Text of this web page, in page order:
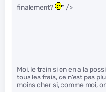
finalement?
" />
Moi, le train si on en a la
tous les frais, ce n’est pas
moins cher si, comme moi,